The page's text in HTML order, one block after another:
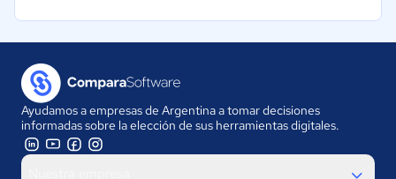
Ayudamos a empresas de Argentina a tomar decisiones
informadas sobre la elección de sus herramientas digitales.